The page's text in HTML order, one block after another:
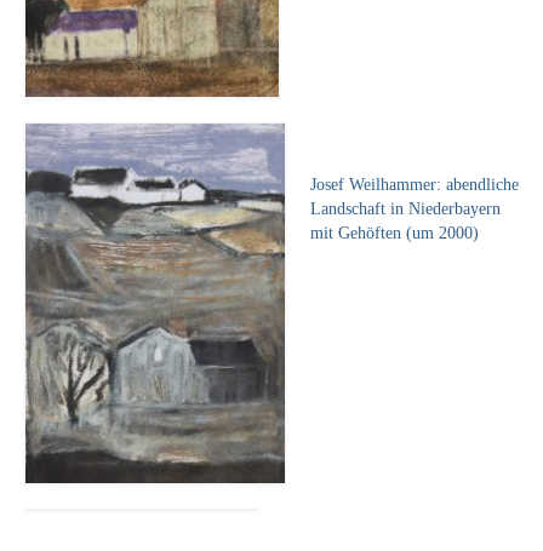
Josef Weilhammer: abendliche
Landschaft in Niederbayern
mit Gehöften (um 2000)